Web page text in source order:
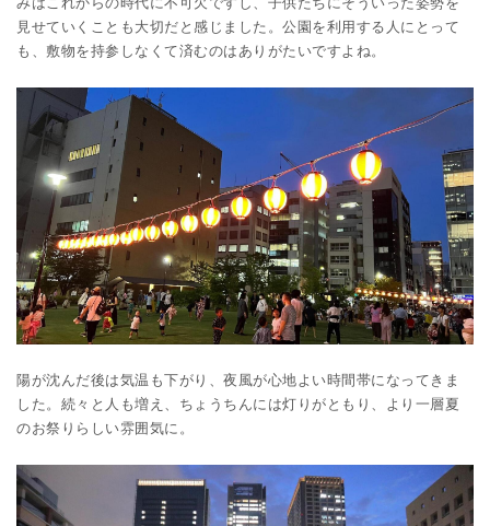
見せていくことも大切だと感じました。公園を利用する人にとって
も、敷物を持参しなくて済むのはありがたいですよね。
陽が沈んだ後は気温も下がり、夜風が心地よい時間帯になってきま
した。続々と人も増え、ちょうちんには灯りがともり、より一層夏
のお祭りらしい雰囲気に。